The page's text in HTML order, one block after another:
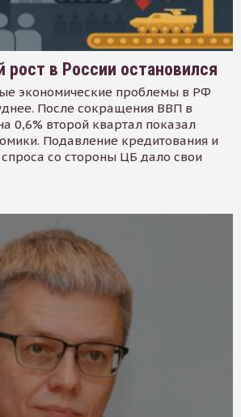
рост в России остановился
экономические проблемы в РФ
После сокращения ВВП в
0,6% второй квартал показал
Подавление кредитования и
спроса со стороны ЦБ дало свои